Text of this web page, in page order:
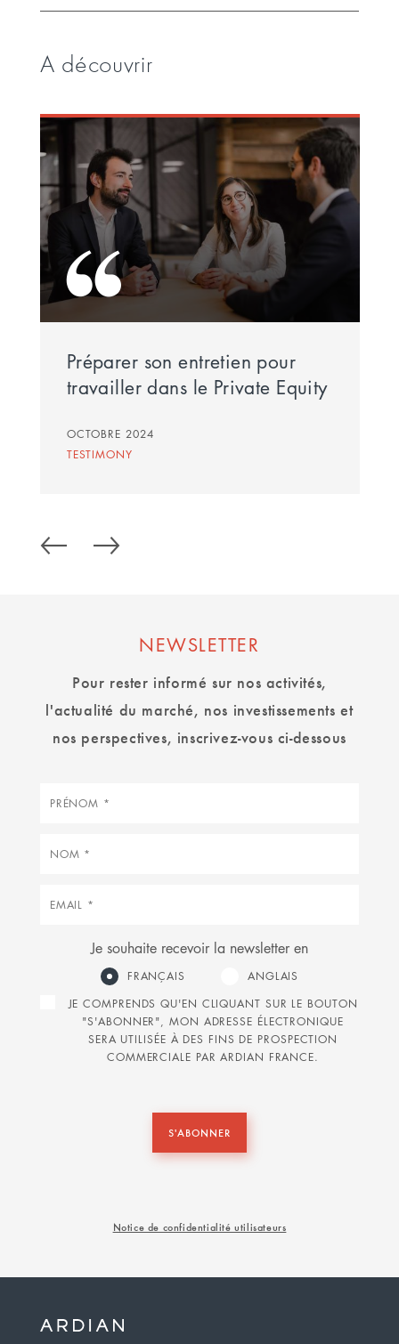
A découvrir
Préparer son entretien pour
travailler dans le Private Equity
OCTOBRE 2024
TESTIMONY
NEWSLETTER
Pour rester informé sur nos activités,
l'actualité du marché, nos investissements et
nos perspectives, inscrivez-vous ci-dessous
Prénom
Nom
Courriel
Je souhaite recevoir la newsletter en
FRANÇAIS
ANGLAIS
JE COMPRENDS QU'EN CLIQUANT SUR LE BOUTON
"S'ABONNER", MON ADRESSE ÉLECTRONIQUE
SERA UTILISÉE À DES FINS DE PROSPECTION
COMMERCIALE PAR ARDIAN FRANCE.
S'ABONNER
Notice de confidentialité utilisateurs